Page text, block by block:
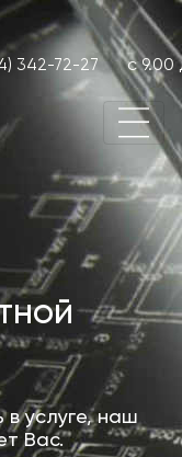
342-72-27 с 9.00
в услуге, наш
Вас.